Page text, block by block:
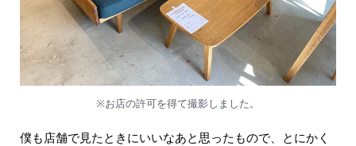
※お店の許可を得て撮影しました。
僕も店舗で見たときにいいなあと思ったもので、とにかく